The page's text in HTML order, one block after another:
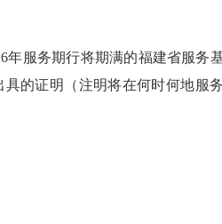
服务期行将期满的福建省服务
的证明（注明将在何时何地服